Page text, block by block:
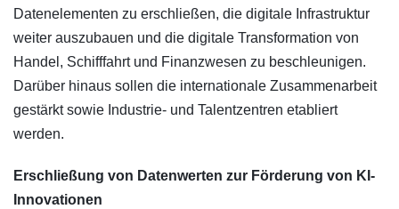
Datenelementen zu erschließen, die digitale Infrastruktur
weiter auszubauen und die digitale Transformation von
Handel, Schifffahrt und Finanzwesen zu beschleunigen.
Darüber hinaus sollen die internationale Zusammenarbeit
gestärkt sowie Industrie- und Talentzentren etabliert
werden.
Erschließung von Datenwerten zur Förderung von KI-
Innovationen